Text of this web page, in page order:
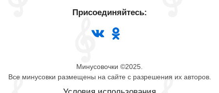
Минусовочки ©2025.
Все минусовки размещены на сайте с разрешения их авторов.
Присоединяйтесь: